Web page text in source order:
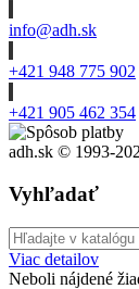
info@adh.sk
+421 948 775 902
+421 905 462 354
adh.sk © 1993-
Vyhľadať
Viac detailov
Neboli nájdené